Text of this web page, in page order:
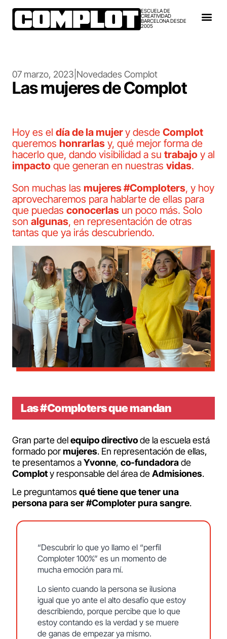
ESCUELA DE
CREATIVIDAD
BARCELONA DESDE
2005
07 marzo, 2023 Novedades Complot
Las mujeres de Complot
Hoy es el día de la mujery desde Complot
queremos honrarlas y, qué mejor forma de
hacerlo que, dando visibilidad a su trabajo y al
impacto que generan en nuestras vidas.
Son muchas las mujeres #Comploters, y hoy
aprovecharemos para hablarte de ellas para
que puedas conocerlas un poco más. Solo
son algunas, en representación de otras
tantas que ya irás descubriendo.
Las #Comploters que mandan
Gran parte delequipo directivode la escuela está
formado pormujeres. En representación de ellas,
te presentamos aYvonne, co-fundadorade
Comploty responsable del área deAdmisiones.
Le preguntamos qué tiene que tener una
persona para ser #Comploter pura sangre.
“Descubrir lo que yo llamo el “perfil
Comploter 100%” es un momento de
mucha emoción para mí.
Lo siento cuando la persona se ilusiona
igual que yo ante el alto desafío que estoy
describiendo, porque percibe que lo que
estoy contando es la verdad y se muere
de ganas de empezar ya mismo.